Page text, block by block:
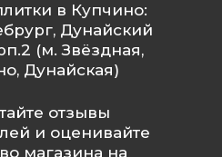
в Купчино:
Дунайский
(м. Звёздная,
Дунайская)